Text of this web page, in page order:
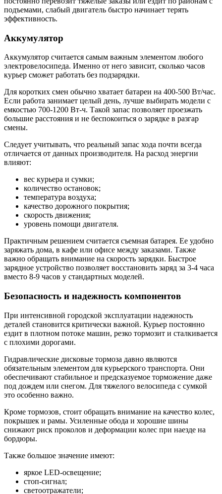
подъемами, слабый двигатель быстро начинает терять
эффективность.
Аккумулятор
Аккумулятор считается самым важным элементом любого
электровелосипеда. Именно от него зависит, сколько часов
курьер сможет работать без подзарядки.
Для коротких смен обычно хватает батареи на 400-500 Вт/час.
Если работа занимает целый день, лучше выбирать модели с
емкостью 700-1200 Вт-ч. Такой запас позволяет проезжать
большие расстояния и не беспокоиться о зарядке в разгар
смены.
Следует учитывать, что реальный запас хода почти всегда
отличается от данных производителя. На расход энергии
влияют:
вес курьера и сумки;
количество остановок;
температура воздуха;
качество дорожного покрытия;
скорость движения;
уровень помощи двигателя.
Практичным решением считается съемная батарея. Ее удобно
заряжать дома, в кафе или офисе между заказами. Также
важно обращать внимание на скорость зарядки. Быстрое
зарядное устройство позволяет восстановить заряд за 3-4 часа
вместо 8-9 часов у стандартных моделей.
Безопасность и надежность компонентов
При интенсивной городской эксплуатации надежность
деталей становится критически важной. Курьер постоянно
ездит в плотном потоке машин, резко тормозит и сталкивается
с плохими дорогами.
Гидравлические дисковые тормоза давно являются
обязательным элементом для курьерского транспорта. Они
обеспечивают стабильное и предсказуемое торможение даже
под дождем или снегом. Для тяжелого велосипеда с сумкой
это особенно важно.
Кроме тормозов, стоит обращать внимание на качество колес,
покрышек и рамы. Усиленные обода и хорошие шины
снижают риск проколов и деформации колес при наезде на
бордюры.
Также большое значение имеют:
яркое LED-освещение;
стоп-сигнал;
светоотражатели;